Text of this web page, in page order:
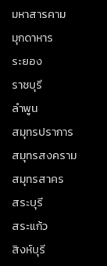
มหาสารคาม
มุกดาหาร
ระยอง
ราชบุรี
ลำพูน
สมุทรปราการ
สมุทรสงคราม
สมุทรสาคร
สระบุรี
สระแก้ว
สิงห์บุรี